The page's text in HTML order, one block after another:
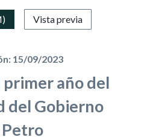
Vista previa
15/09/2023
primer año del
del Gobierno
Petro